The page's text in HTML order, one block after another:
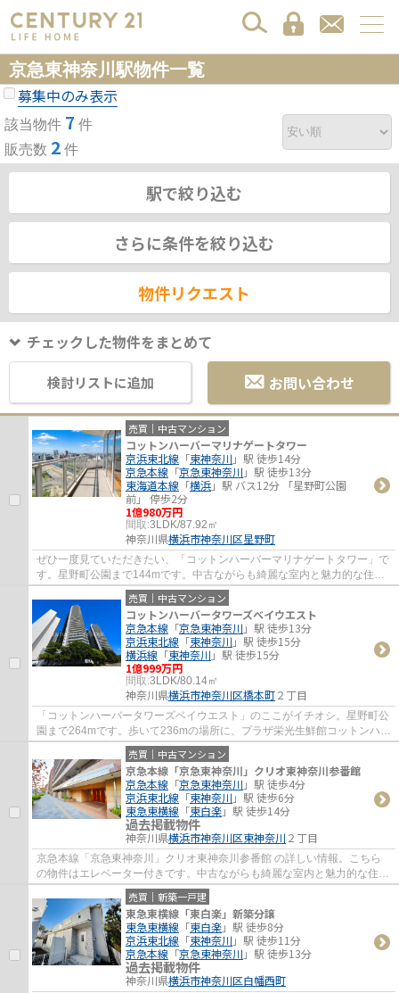
京急東神奈川駅物件一覧
募集中のみ表示
該当物件 7 件
販売数 2 件
駅で絞り込む
さらに条件を絞り込む
物件リクエスト
チェックした物件をまとめて
検討リストに追加 お問い合わせ
売買｜中古マンション
コットンハーバーマリナゲートタワー
京浜東北線 「東神奈川 」駅 徒歩14分
京急本線 「京急東神奈川 」駅 徒歩13分
東海道本線 「横浜」駅 バス12分 「星野町公園
前」 停歩2分
1億980万円
間取:3LDK/87.92㎡
神奈川県横浜市神奈川区星野町
ぜひ一度見ていただきたい、「コットンハーバーマリナゲートタワー」で
す。星野町公園まで144mです。中古ながらも綺麗な室内と魅力的な住環
境のマンションです。エレベーターがある物...
売買｜中古マンション
コットンハーバータワーズベイウエスト
京急本線 「京急東神奈川 」駅 徒歩13分
京浜東北線 「東神奈川 」駅 徒歩15分
横浜線 「東神奈川 」駅 徒歩15分
1億999万円
間取:3LDK/80.14㎡
神奈川県横浜市神奈川区橋本町２丁目
「コットンハーバータワーズベイウエスト」のここがイチオシ。星野町公
園まで264mです。歩いて236mの場所に、プラザ栄光生鮮館コットンハー
バー店があります。多くの方に好評な、清潔...
売買｜中古マンション
京急本線「京急東神奈川」クリオ東神奈川参番館
京急本線 「京急東神奈川 」駅 徒歩4分
京浜東北線 「東神奈川 」駅 徒歩6分
東急東横線 「東白楽」駅 徒歩14分
過去掲載物件
神奈川県横浜市神奈川区東神奈川 ２丁目
京急本線「京急東神奈川」クリオ東神奈川参番館 の詳しい情報。こちら
の物件はエレベーター付きです。中古ながらも綺麗な室内と魅力的な住環
境のマンションです。多くの方に好評の、駅...
売買｜新築一戸建
東急東横線「東白楽」新築分譲
東急東横線 「東白楽」駅 徒歩8分
京浜東北線 「東神奈川 」駅 徒歩11分
京急本線 「京急東神奈川 」駅 徒歩13分
過去掲載物件
神奈川県横浜市神奈川区白幡西町